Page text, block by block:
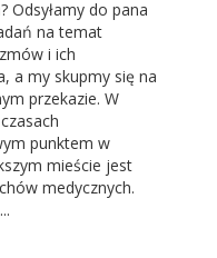
Odsyłamy do pana
na temat
i ich
a my skupmy się na
przekazie. W
punktem w
mieście jest
medycznych.